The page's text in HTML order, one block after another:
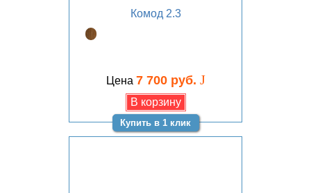
Комод 2.3
Цена 7 700 руб. J
Купить в 1 клик